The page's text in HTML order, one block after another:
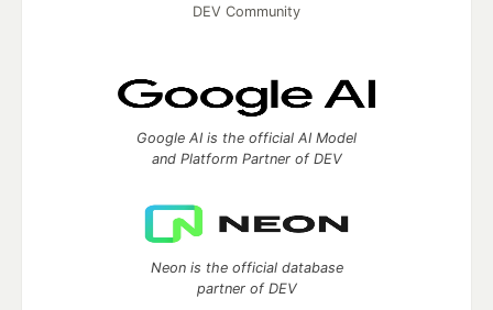
DEV Community
Google AI is the official AI Model
and Platform Partner of DEV
Neon is the official database
partner of DEV